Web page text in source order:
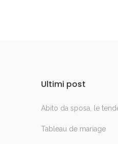
Ultimi post
Abito da sposa, le
Tableau de mariage